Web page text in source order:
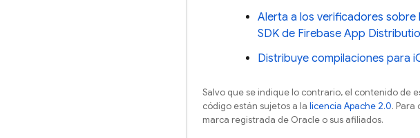
Alerta a los verificadores sobre
SDK de Firebase App
Distribuye compilaciones para
Salvo que se indique lo contrario, el contenido de
código están sujetos a la licencia Apache 2.0. Para
marca registrada de Oracle o sus afiliados.